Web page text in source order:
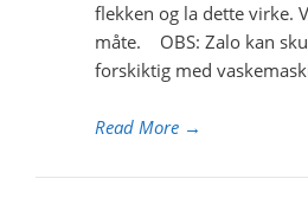
flekken og la dette virke.
måte. OBS: Zalo kan
forskiktig med
Read More →